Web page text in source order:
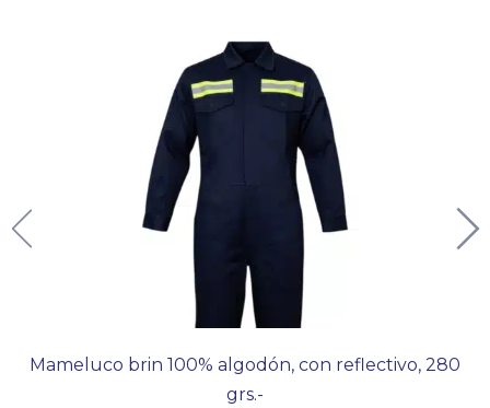
Mameluco brin 100% algodón, con reflectivo, 280
grs.-